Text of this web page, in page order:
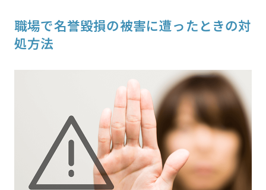
職場で名誉毀損の被害に遭ったときの対
処方法